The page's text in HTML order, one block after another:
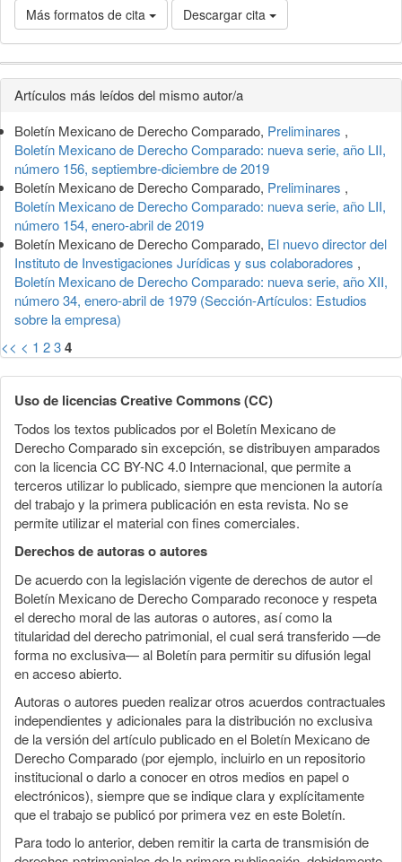
Más formatos de cita Descargar cita
Detalles
del
artículo
Artículos más leídos del mismo autor/a
Boletín Mexicano de Derecho Comparado, Preliminares ,
Boletín Mexicano de Derecho Comparado: nueva serie, año LII,
número 156, septiembre-diciembre de 2019
Boletín Mexicano de Derecho Comparado, Preliminares ,
Boletín Mexicano de Derecho Comparado: nueva serie, año LII,
número 154, enero-abril de 2019
Boletín Mexicano de Derecho Comparado, El nuevo director del
Instituto de Investigaciones Jurídicas y sus colaboradores ,
Boletín Mexicano de Derecho Comparado: nueva serie, año XII,
número 34, enero-abril de 1979 (Sección-Artículos: Estudios
sobre la empresa)
<< < 1 234
Uso de licencias Creative Commons (CC)
Todos los textos publicados por el Boletín Mexicano de
Derecho Comparado sin excepción, se distribuyen amparados
con la licencia CC BY-NC 4.0 Internacional, que permite a
terceros utilizar lo publicado, siempre que mencionen la autoría
del trabajo y la primera publicación en esta revista. No se
permite utilizar el material con fines comerciales.
Derechos de autoras o autores
De acuerdo con la legislación vigente de derechos de autor el
Boletín Mexicano de Derecho Comparado reconoce y respeta
el derecho moral de las autoras o autores, así como la
titularidad del derecho patrimonial, el cual será transferido —de
forma no exclusiva— al Boletín para permitir su difusión legal
en acceso abierto.
Autoras o autores pueden realizar otros acuerdos contractuales
independientes y adicionales para la distribución no exclusiva
de la versión del artículo publicado en el Boletín Mexicano de
Derecho Comparado (por ejemplo, incluirlo en un repositorio
institucional o darlo a conocer en otros medios en papel o
electrónicos), siempre que se indique clara y explícitamente
que el trabajo se publicó por primera vez en este Boletín.
Para todo lo anterior, deben remitir la carta de transmisión de